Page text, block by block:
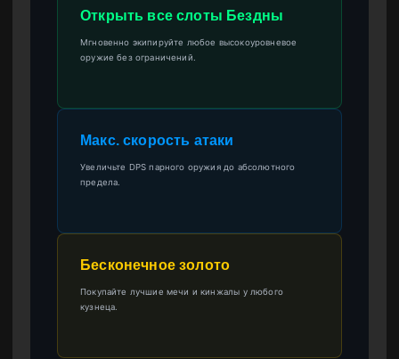
Открыть все слоты Бездны
Мгновенно экипируйте любое высокоуровневое
оружие без ограничений.
Макс. скорость атаки
Увеличьте DPS парного оружия до абсолютного
предела.
Бесконечное золото
Покупайте лучшие мечи и кинжалы у любого
кузнеца.